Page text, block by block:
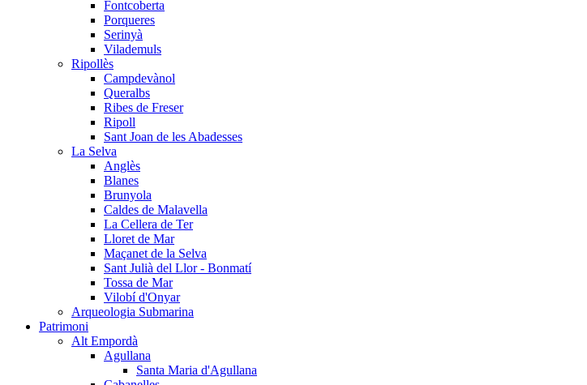
Fontcoberta
Porqueres
Serinyà
Vilademuls
Ripollès
Campdevànol
Queralbs
Ribes de Freser
Ripoll
Sant Joan de les Abadesses
La Selva
Anglès
Blanes
Brunyola
Caldes de Malavella
La Cellera de Ter
Lloret de Mar
Maçanet de la Selva
Sant Julià del Llor - Bonmatí
Tossa de Mar
Vilobí d'Onyar
Arqueologia Submarina
Patrimoni
Alt Empordà
Agullana
Santa Maria d'Agullana